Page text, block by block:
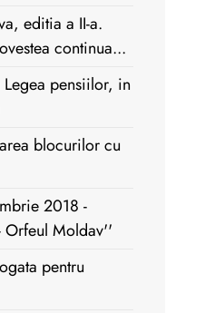
editia a II-a.
continua...
pensiilor, in
blocurilor cu
2018 -
Orfeul Moldav''
pentru